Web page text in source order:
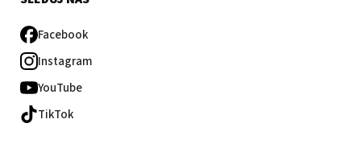
Facebook
Instagram
YouTube
TikTok